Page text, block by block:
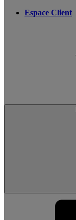
Espace Client